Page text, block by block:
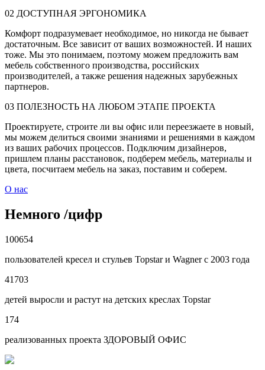
02 ДОСТУПНАЯ ЭРГОНОМИКА
Комфорт подразумевает необходимое, но никогда не бывает
достаточным. Все зависит от ваших возможностей. И наших
тоже. Мы это понимаем, поэтому можем предложить вам
мебель собственного производства, российских
производителей, а также решения надежных зарубежных
партнеров.
03 ПОЛЕЗНОСТЬ НА ЛЮБОМ ЭТАПЕ ПРОЕКТА
Проектируете, строите ли вы офис или переезжаете в новый,
мы можем делиться своими знаниями и решениями в каждом
из ваших рабочих процессов. Подключим дизайнеров,
пришлем планы расстановок, подберем мебель, материалы и
цвета, посчитаем мебель на заказ, поставим и соберем.
О нас
Немного /цифр
100654
пользователей кресел и стульев Topstar и Wagner с 2003 года
41703
детей выросли и растут на детских креслах Topstar
174
реализованных проекта ЗДОРОВЫЙ ОФИС